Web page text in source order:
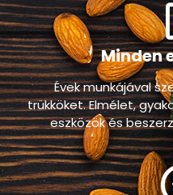
Minden
Évek munkájával
trükköket. Elmélet,
eszközök és